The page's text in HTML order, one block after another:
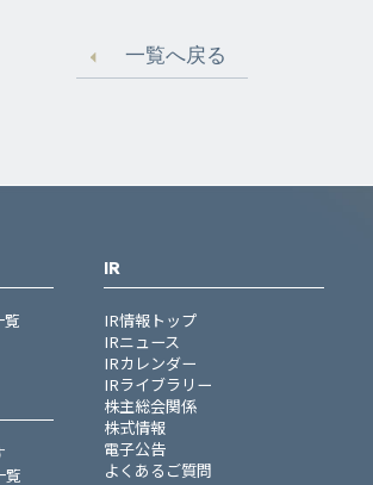
一覧へ戻る
覧
覧
IR
IR情報トップ
IRニュース
IRカレンダー
IRライブラリー
株主総会関係
株式情報
電子公告
よくあるご質問